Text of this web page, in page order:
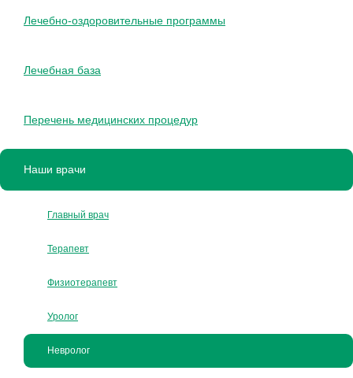
Лечебно-оздоровительные программы
Лечебная база
Перечень медицинских процедур
Наши врачи
Главный врач
Терапевт
Физиотерапевт
Уролог
Невролог